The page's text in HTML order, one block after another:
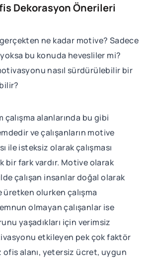
Dekorasyon Önerileri
gerçekten ne kadar motive? Sadece
yoksa bu konuda hevesliler mi?
nasıl sürdürülebilir bir
çalışma alanlarında bu gibi
ve çalışanların motive
ile isteksiz olarak çalışması
bir fark vardır. Motive olarak
çalışan insanlar doğal olarak
üretken olurken çalışma
olmayan çalışanlar ise
yaşadıkları için verimsiz
etkileyen pek çok faktör
ofis alanı, yetersiz ücret, uygun